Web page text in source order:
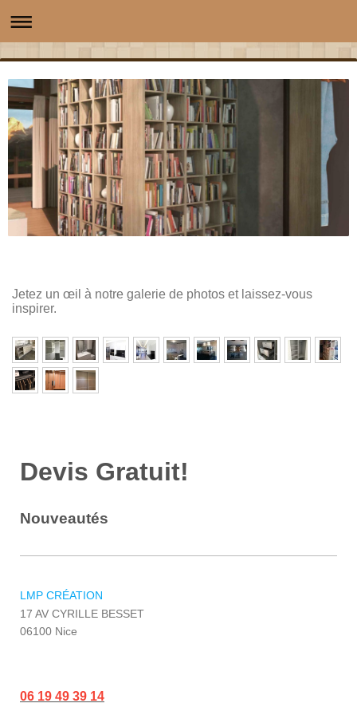
Jetez un œil à notre galerie de photos et laissez-vous
inspirer.
Devis Gratuit!
Nouveautés
LMP CRÉATION
17 AV CYRILLE BESSET
06100 Nice
06 19 49 39 14